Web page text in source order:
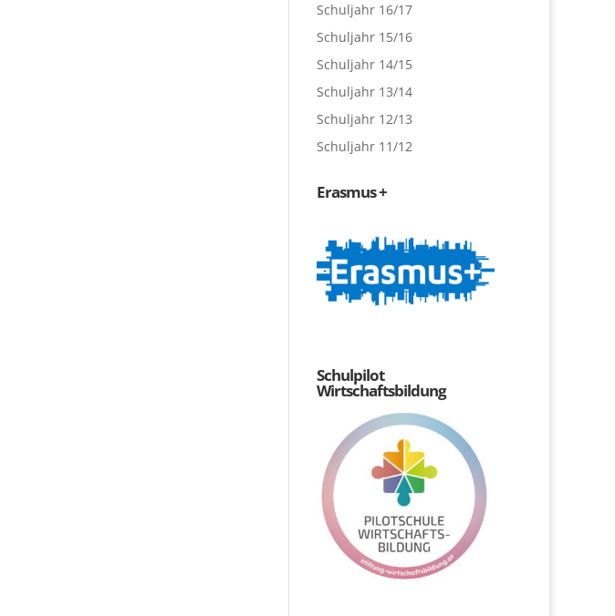
Schuljahr 16/17
Schuljahr 15/16
Schuljahr 14/15
Schuljahr 13/14
Schuljahr 12/13
Schuljahr 11/12
Erasmus +
Schulpilot
Wirtschaftsbildung